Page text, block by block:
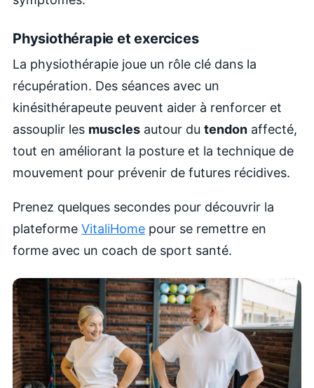
Physiothérapie et exercices
La physiothérapie joue un rôle clé dans la
récupération. Des séances avec un
kinésithérapeute peuvent aider à renforcer et
assouplir les muscles autour du tendon affecté,
tout en améliorant la posture et la technique de
mouvement pour prévenir de futures récidives.
Prenez quelques secondes pour découvrir la
plateforme VitaliHome pour se remettre en
forme avec un coach de sport santé.